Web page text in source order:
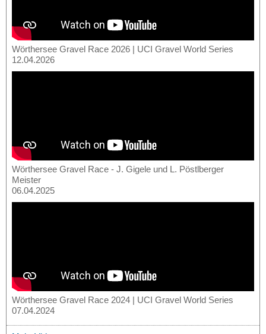
Wörthersee Gravel Race 2026 | UCI Gravel World Series
12.04.2026
Wörthersee Gravel Race - J. Gigele und L. Pöstlberger
Meister
06.04.2025
Wörthersee Gravel Race 2024 | UCI Gravel World Series
07.04.2024